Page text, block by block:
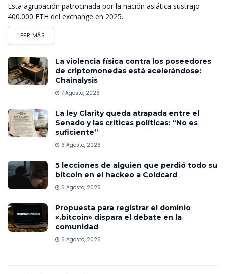
Esta agrupación patrocinada por la nación asiática sustrajo
400.000 ETH del exchange en 2025.
LEER MÁS
La violencia física contra los poseedores
de criptomonedas está acelerándose:
Chainalysis
7 Agosto, 2026
La ley Clarity queda atrapada entre el
Senado y las críticas políticas: “No es
suficiente”
6 Agosto, 2026
5 lecciones de alguien que perdió todo su
bitcoin en el hackeo a Coldcard
6 Agosto, 2026
Propuesta para registrar el dominio
«.bitcoin» dispara el debate en la
comunidad
6 Agosto, 2026